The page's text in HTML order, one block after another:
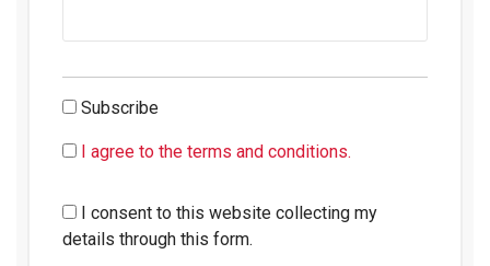
Subscribe
I agree to the terms and conditions.
I consent to this website collecting my
details through this form.